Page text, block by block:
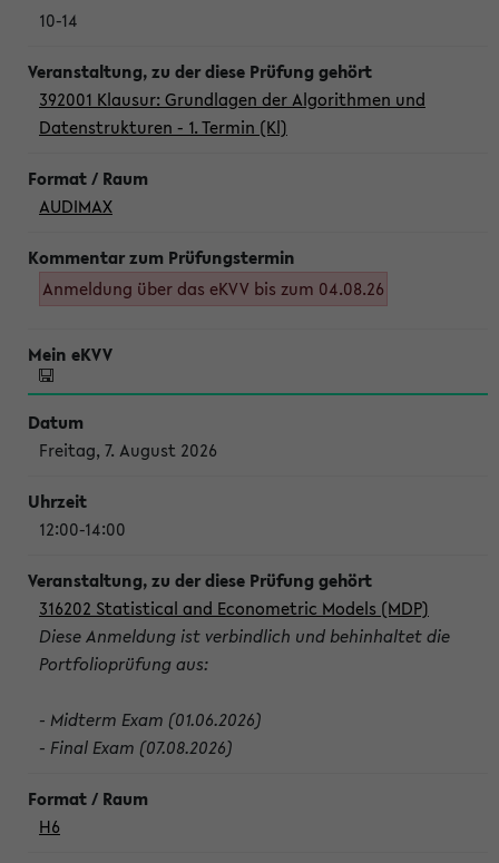
10-14
392001 Klausur: Grundlagen der Algorithmen und
Datenstrukturen - 1. Termin (Kl)
AUDIMAX
Anmeldung über das eKVV bis zum 04.08.26
Freitag, 7. August 2026
12:00-14:00
316202 Statistical and Econometric Models (MDP)
Diese Anmeldung ist verbindlich und behinhaltet die
Portfolioprüfung aus:
- Midterm Exam (01.06.2026)
- Final Exam (07.08.2026)
H6